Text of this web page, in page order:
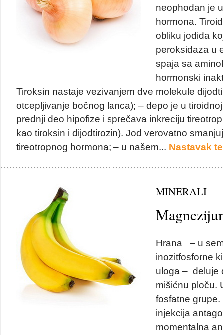
neophodan je
hormona.
obliku jodida
peroksidaza u
spaja sa
hormonski
Tiroksin nastaje vezivanjem dve molekule
otcepljivanje bočnog lanca); – depo je u
prednji deo hipofize i sprečava inkreciju
kao tiroksin i dijodtirozin). Jod verovatno
tireotropnog hormona; – u našem... Nastavak
MINERALI
Hrana – u
inozitfosforne
uloga – deluje
mišićnu ploču.
fosfatne grupe.
injekcija
momentalna